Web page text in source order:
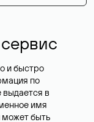
и быстро
по
в
имя
может быть